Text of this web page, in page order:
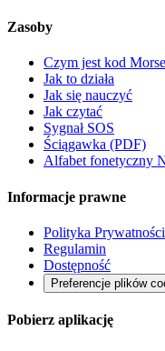
Zasoby
Czym jest kod
Jak to działa
Jak się nauczyć
Jak czytać
Sygnał SOS
Ściągawka (PDF)
Alfabet fonetyczny
Informacje prawne
Polityka Prywatności
Regulamin
Dostępność
Preferencje plików
Pobierz aplikację